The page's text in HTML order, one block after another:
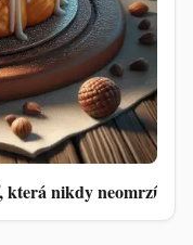
která nikdy neomrzí